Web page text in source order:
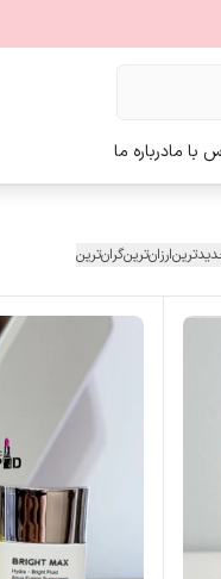
با مادرباره ما
ارزان‌ترینگران‌ترین